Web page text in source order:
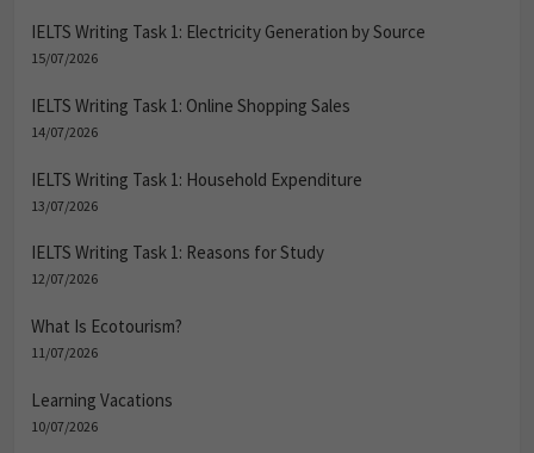
IELTS Writing Task 1: Electricity Generation by Source
15/07/2026
IELTS Writing Task 1: Online Shopping Sales
14/07/2026
IELTS Writing Task 1: Household Expenditure
13/07/2026
IELTS Writing Task 1: Reasons for Study
12/07/2026
What Is Ecotourism?
11/07/2026
Learning Vacations
10/07/2026